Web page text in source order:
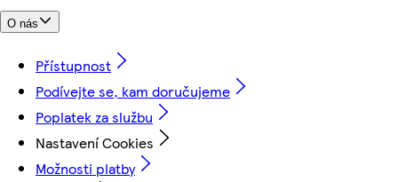
O nás
Přístupnost
Podívejte se, kam doručujeme
Poplatek za službu
Nastavení Cookies
Možnosti platby